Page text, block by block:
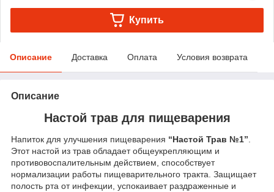
Купить
Описание Доставка Оплата Условия возврата
Описание
Настой трав для пищеварения
Напиток для улучшения пищеварения “Настой Трав №1”.
Этот настой из трав обладает общеукрепляющим и
противовоспалительным действием, способствует
нормализации работы пищеварительного тракта. Защищает
полость рта от инфекции, успокаивает раздраженные и